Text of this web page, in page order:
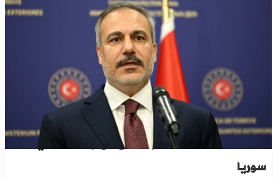
فيدان: تركيا لا تسعى إلى نزاع مع إسرائيل في
سوريا